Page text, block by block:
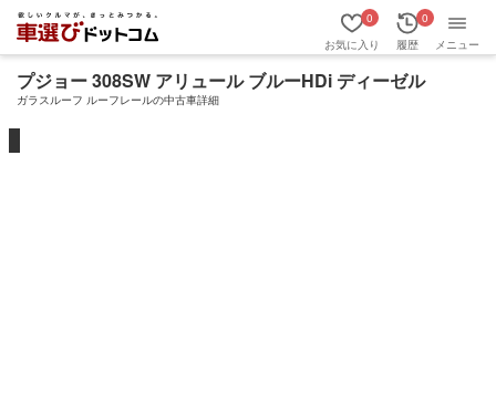
お気に入り
0
履歴
0
メニュー
プジョー 308SW アリュール ブルーHDi ディーゼル
ガラスルーフ ルーフレールの中古車詳細